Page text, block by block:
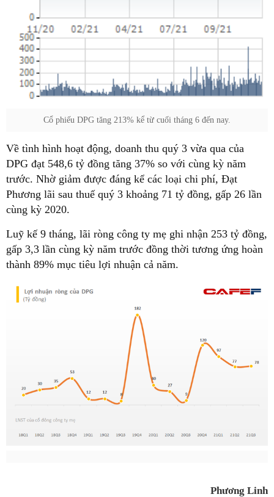
Cổ phiếu DPG tăng 213% kể từ cuối tháng 6 đến nay.
Về tình hình hoạt động, doanh thu quý 3 vừa qua của
DPG đạt 548,6 tỷ đồng tăng 37% so với cùng kỳ năm
trước. Nhờ giảm được đáng kể các loại chi phí, Đạt
Phương lãi sau thuế quý 3 khoảng 71 tỷ đồng, gấp 26 lần
cùng kỳ 2020.
Luỹ kế 9 tháng, lãi ròng công ty mẹ ghi nhận 253 tỷ đồng,
gấp 3,3 lần cùng kỳ năm trước đồng thời tương ứng hoàn
thành 89% mục tiêu lợi nhuận cả năm.
Phương Linh